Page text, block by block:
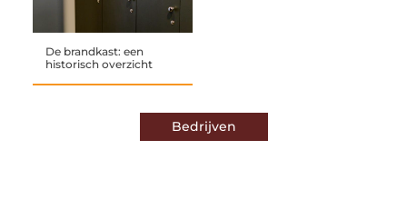
De brandkast: een
historisch overzicht
Bedrijven